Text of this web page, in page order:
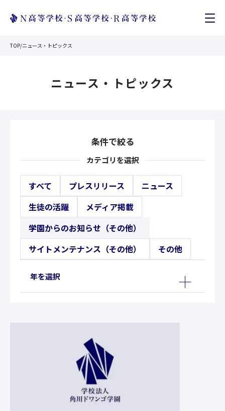
TOP/ニュース・トピックス
ニュース・トピックス
条件で絞る
カテゴリを選択
すべて プレスリリース
ニュース
生徒の活躍
メディア掲載
学園からのお知らせ（その他）
サイトメンテナンス（その他）
その他
年を選択